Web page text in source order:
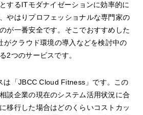
するITモダナイゼーションに効率的に
やはりプロフェッショナルな専門家の
が一番安全です。そこでおすすめした
がクラウド環境の導入などを検討中の
2つのサービスです。
は「JBCC Cloud Fitness」です。この
談企業の現在のシステム活用状況に合
移行した場合はどのくらいコストカッ